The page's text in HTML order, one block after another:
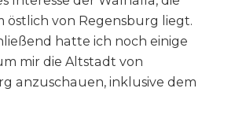
östlich von Regensburg liegt.
hatte ich noch einige
mir die Altstadt von
anzuschauen, inklusive dem